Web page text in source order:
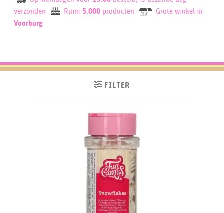
verzonden
Ruim 5.000 producten
Grote winkel in
Voorburg
FILTER